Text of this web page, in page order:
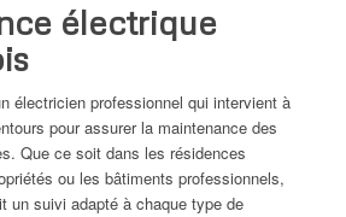
électrique
électricien professionnel qui intervient à
pour assurer la maintenance des
Que ce soit dans les résidences
ou les bâtiments professionnels,
un suivi adapté à chaque type de